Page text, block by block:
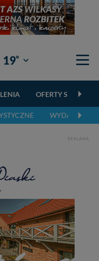
19° Giżycko
OFERTY
WYDARZENIA
REKLAMA